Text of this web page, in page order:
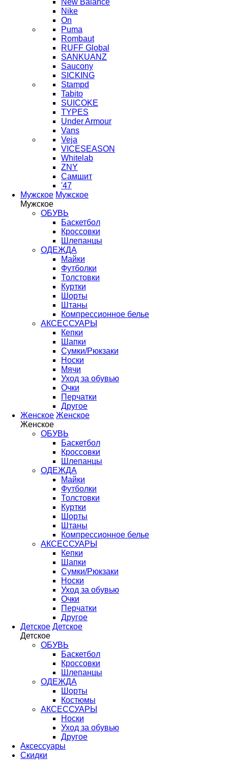
New Balance
Nike
On
Puma
Rombaut
RUFF Global
SANKUANZ
Saucony
SICKING
Stampd
Tabito
SUICOKE
TYPES
Under Armour
Vans
Veja
VICESEASON
Whitelab
ZNY
Самшит
'47
Мужское Мужское
Мужское
ОБУВЬ
Баскетбол
Кроссовки
Шлепанцы
ОДЕЖДА
Майки
Футболки
Толстовки
Куртки
Шорты
Штаны
Компрессионное белье
АКСЕССУАРЫ
Кепки
Шапки
Сумки/Рюкзаки
Носки
Мячи
Уход за обувью
Очки
Перчатки
Другое
Женское Женское
Женское
ОБУВЬ
Баскетбол
Кроссовки
Шлепанцы
ОДЕЖДА
Майки
Футболки
Толстовки
Куртки
Шорты
Штаны
Компрессионное белье
АКСЕССУАРЫ
Кепки
Шапки
Сумки/Рюкзаки
Носки
Уход за обувью
Очки
Перчатки
Другое
Детское Детское
Детское
ОБУВЬ
Баскетбол
Кроссовки
Шлепанцы
ОДЕЖДА
Шорты
Костюмы
АКСЕССУАРЫ
Носки
Уход за обувью
Другое
Аксессуары
Скидки